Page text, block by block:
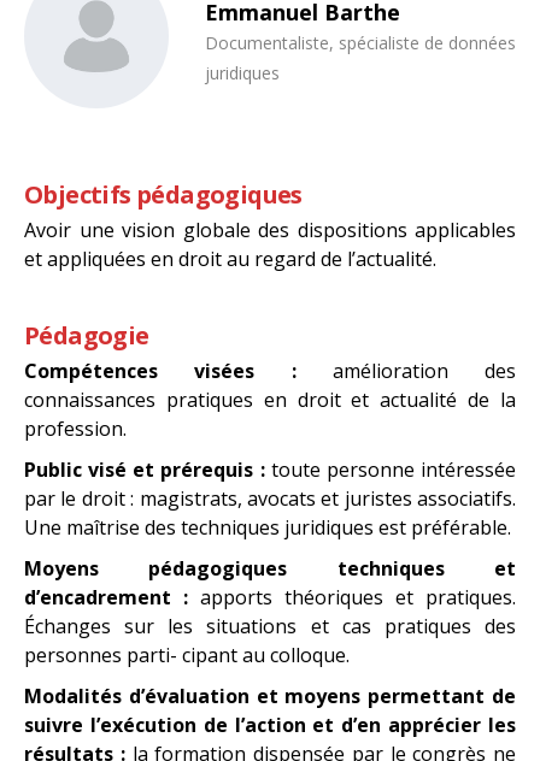
Emmanuel Barthe
Documentaliste, spécialiste de données
juridiques
Objectifs pédagogiques
Avoir une vision globale des dispositions applicables
et appliquées en droit au regard de l’actualité.
Pédagogie
Compétences visées :amélioration des
connaissances pratiques en droit et actualité de la
profession.
Public visé et prérequis :toute personne intéressée
par le droit : magistrats, avocats et juristes associatifs.
Une maîtrise des techniques juridiques est préférable.
Moyens pédagogiques techniques et
d’encadrement : apports théoriques et pratiques.
Échanges sur les situations et cas pratiques des
personnes parti- cipant au colloque.
Modalités d’évaluation et moyens permettant de
suivre l’exécution de l’action et d’en apprécier les
résultats :la formation dispensée par le congrès ne